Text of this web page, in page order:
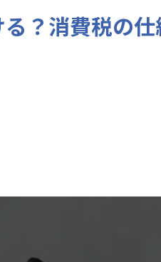
？消費税の